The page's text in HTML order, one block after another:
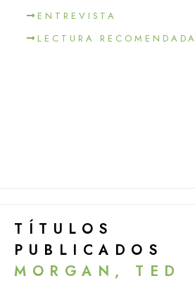
ENTREVISTA
LECTURA RECOMENDADA
TÍTULOS
PUBLICADOS
MORGAN, TED